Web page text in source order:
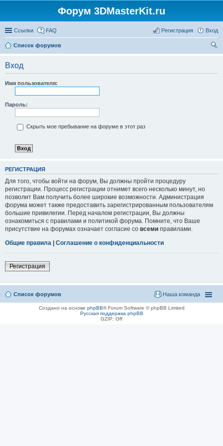
Форум 3DMasterKit.ru
Ссылки FAQ Вход
Регистрация
Список форумов
Вход
Имя пользователя:
Пароль:
Скрыть мое пребывание на форуме в этот раз
РЕГИСТРАЦИЯ
Для того, чтобы войти на форум, Вы должны пройти процедуру
регистрации. Процесс регистрации отнимет всего несколько минут, но
позволит Вам получить более широкие возможности. Администрация
форума может также предоставить зарегистрированным пользователям
большие привилегии. Перед началом регистрации, Вы должны
ознакомиться с правилами и политикой форума. Помните, что Ваше
присутствие на форумах означает согласие со всеми правилами.
Общие правила | Соглашение о конфиденциальности
Регистрация
Список форумов Наша команда
Создано на основе phpBB® Forum Software © phpBB Limited
Русская поддержка phpBB
GZIP: Off